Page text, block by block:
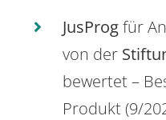
JusProgfür
von der
bewertet –
Produkt (9/